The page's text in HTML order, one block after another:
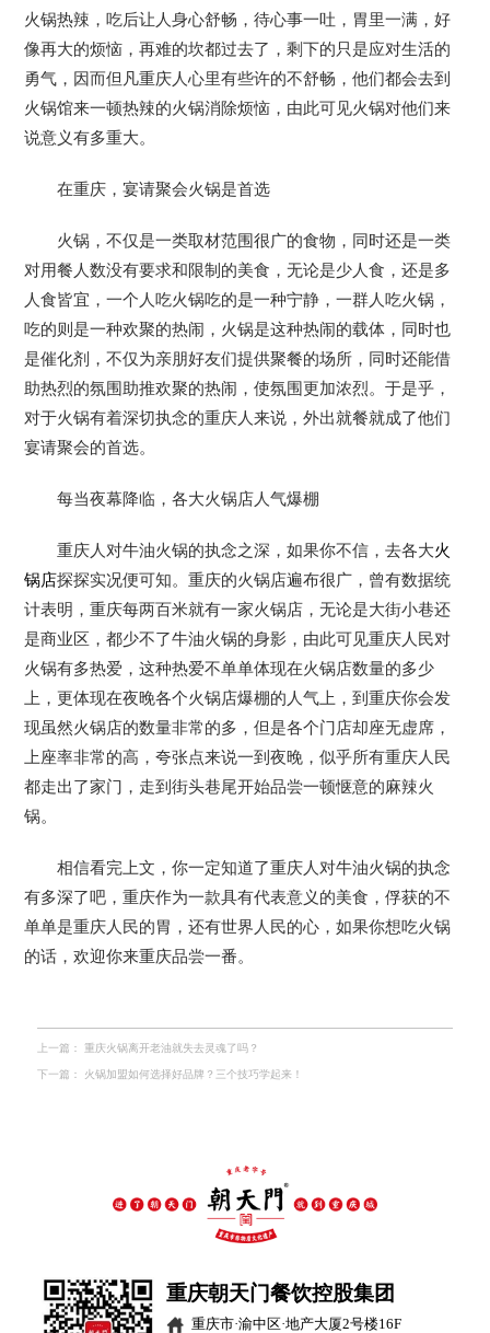
火锅热辣，吃后让人身心舒畅，待心事一吐，胃里一满，好
像再大的烦恼，再难的坎都过去了，剩下的只是应对生活的
勇气，因而但凡重庆人心里有些许的不舒畅，他们都会去到
火锅馆来一顿热辣的火锅消除烦恼，由此可见火锅对他们来
说意义有多重大。
在重庆，宴请聚会火锅是首选
火锅，不仅是一类取材范围很广的食物，同时还是一类
对用餐人数没有要求和限制的美食，无论是少人食，还是多
人食皆宜，一个人吃火锅吃的是一种宁静，一群人吃火锅，
吃的则是一种欢聚的热闹，火锅是这种热闹的载体，同时也
是催化剂，不仅为亲朋好友们提供聚餐的场所，同时还能借
助热烈的氛围助推欢聚的热闹，使氛围更加浓烈。于是乎，
对于火锅有着深切执念的重庆人来说，外出就餐就成了他们
宴请聚会的首选。
每当夜幕降临，各大火锅店人气爆棚
重庆人对牛油火锅的执念之深，如果你不信，去各大火
锅店探探实况便可知。重庆的火锅店遍布很广，曾有数据统
计表明，重庆每两百米就有一家火锅店，无论是大街小巷还
是商业区，都少不了牛油火锅的身影，由此可见重庆人民对
火锅有多热爱，这种热爱不单单体现在火锅店数量的多少
上，更体现在夜晚各个火锅店爆棚的人气上，到重庆你会发
现虽然火锅店的数量非常的多，但是各个门店却座无虚席，
上座率非常的高，夸张点来说一到夜晚，似乎所有重庆人民
都走出了家门，走到街头巷尾开始品尝一顿惬意的麻辣火
锅。
相信看完上文，你一定知道了重庆人对牛油火锅的执念
有多深了吧，重庆作为一款具有代表意义的美食，俘获的不
单单是重庆人民的胃，还有世界人民的心，如果你想吃火锅
的话，欢迎你来重庆品尝一番。
上一篇： 重庆火锅离开老油就失去灵魂了吗？
下一篇： 火锅加盟如何选择好品牌？三个技巧学起来！
重庆朝天门餐饮控股集团
重庆市·渝中区·地产大厦2号楼16F